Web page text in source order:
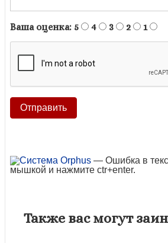
Ваша оценка: 5 4 3 2 1
— Ошибка в
мышкой и нажмите ctr+enter.
Также вас могут